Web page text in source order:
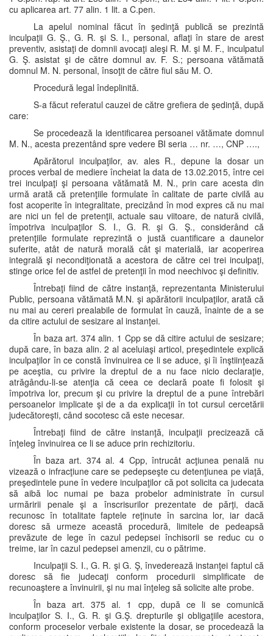
cu aplicarea art. 77 alin. 1 lit. a C.pen.
La apelul nominal făcut în şedinţă publică se prezintă
inculpaţii G. Ş., G. R. şi S. I., personal, aflaţi în stare de arest
preventiv, asistaţi de domnii avocaţi aleşi R. M. şi M. F., inculpatul
G. Ş. asistat şi de către domnul av. F. S.; persoana vătămată
domnul M. N. personal, însoţit de către fiul său M. O.
Procedură legal îndeplinită.
S-a făcut referatul cauzei de către grefiera de şedinţă, după
care:
Se procedează la identificarea persoanei vătămate domnul
M. N., acesta prezentând spre vedere BI seria … nr. …, CNP ….,
Apărătorul inculpaţilor, av. ales R., depune la dosar un
proces verbal de mediere încheiat la data de 13.02.2015, între cei
trei inculpaţi şi persoana vătămată M. N., prin care acesta din
urmă arată că pretenţiile formulate în calitate de parte civilă au
fost acoperite în integralitate, precizând în mod expres că nu mai
are nici un fel de pretenţii, actuale sau viitoare, de natură civilă,
împotriva inculpaţilor S. I., G. R. şi G. Ş., considerând că
pretenţiile formulate reprezintă o justă cuantificare a daunelor
suferite, atât de natură morală cât şi materială, iar acoperirea
integrală şi necondiţionată a acestora de către cei trei inculpaţi,
stinge orice fel de astfel de pretenţii în mod neechivoc şi definitiv.
Întrebaţi fiind de către instanţă, reprezentanta Ministerului
Public, persoana vătămată M.N. şi apărătorii inculpaţilor, arată că
nu mai au cereri prealabile de formulat în cauză, înainte de a se
da citire actului de sesizare al instanţei.
În baza art. 374 alin. 1 Cpp se dă citire actului de sesizare;
după care, în baza alin. 2 al aceluiaşi articol, preşedintele explică
inculpaţilor în ce constă învinuirea ce li se aduce, şi îi înştiinţează
pe aceştia, cu privire la dreptul de a nu face nicio declaraţie,
atrăgându-li-se atenţia că ceea ce declară poate fi folosit şi
împotriva lor, precum şi cu privire la dreptul de a pune întrebări
persoanelor implicate şi de a da explicaţii în tot cursul cercetării
judecătoreşti, când socotesc că este necesar.
Întrebaţi fiind de către instanţă, inculpaţii precizează că
înţeleg învinuirea ce li se aduce prin rechizitoriu.
În baza art. 374 al. 4 Cpp, întrucât acţiunea penală nu
vizează o infracţiune care se pedepseşte cu detenţiunea pe viaţă,
preşedintele pune în vedere inculpaţilor că pot solicita ca judecata
să aibă loc numai pe baza probelor administrate în cursul
urmăririi penale şi a înscrisurilor prezentate de părţi, dacă
recunosc în totalitate faptele reţinute în sarcina lor, iar dacă
doresc să urmeze această procedură, limitele de pedeapsă
prevăzute de lege în cazul pedepsei închisorii se reduc cu o
treime, iar în cazul pedepsei amenzii, cu o pătrime.
Inculpaţii S. I., G. R. şi G. Ş, învederează instanţei faptul că
doresc să fie judecaţi conform procedurii simplificate de
recunoaştere a învinuirii, şi nu mai înţeleg să solicite alte probe.
În baza art. 375 al. 1 cpp, după ce li se comunică
inculpaţilor S. I., G. R. şi G.Ş. drepturile şi obligaţiile acestora,
conform proceselor verbale existente la dosar, se procedează la